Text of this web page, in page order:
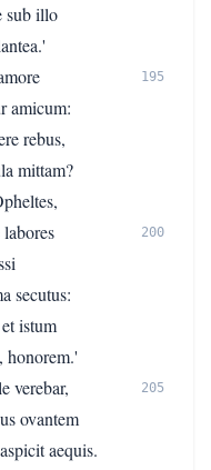
sub illo
195
amicum:
rebus,
mittam?
200
secutus:
istum
honorem.'
verebar,
205
ovantem
aequis.